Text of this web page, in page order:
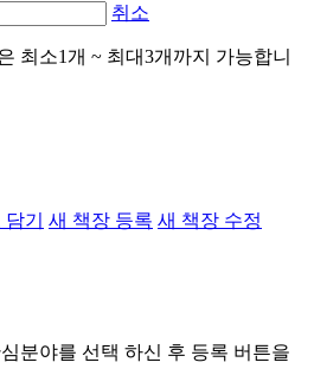
취소
최소1개 ~ 최대3개까지 가능합니
기 새 책장 등록 새 책장 수정
분야를 선택 하신 후 등록 버튼을